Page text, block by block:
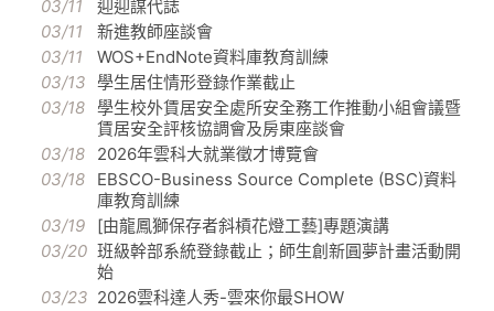
03/11
迎迎謀代誌
03/11
新進教師座談會
03/11
WOS+EndNote資料庫教育訓練
03/13 學生居住情形登錄作業截止
03/18 學生校外賃居安全處所安全務工作推動小組會議暨
賃居安全評核協調會及房東座談會
03/18
2026年雲科大就業徵才博覽會
03/18
EBSCO-Business Source Complete (BSC)資料
庫教育訓練
03/19
[由龍鳳獅保存者斜槓花燈工藝]專題演講
03/20 班級幹部系統登錄截止；師生創新圓夢計畫活動開
始
03/23 2026雲科達人秀-雲來你最SHOW